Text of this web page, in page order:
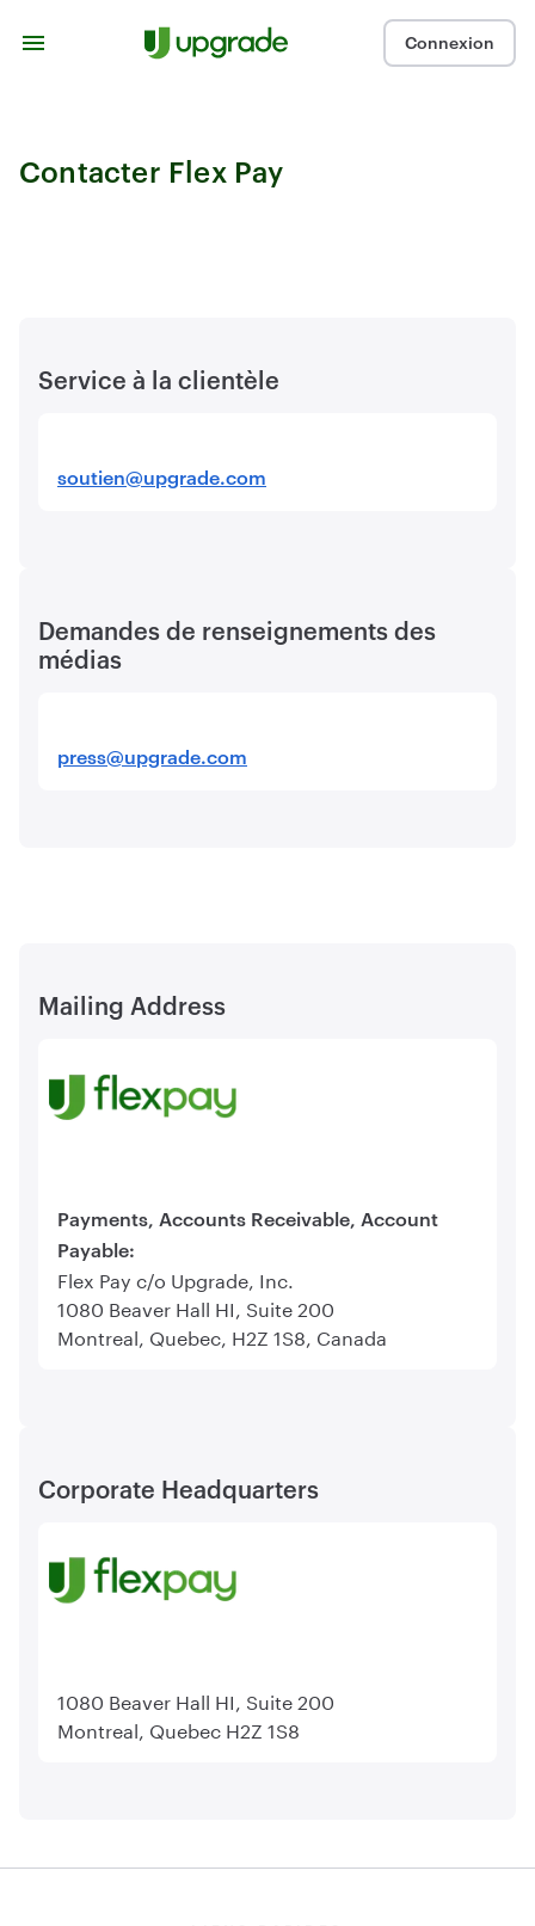
Connexion
Contacter Flex Pay
Service à la clientèle
soutien@upgrade.com
Demandes de renseignements des
médias
press@upgrade.com
Mailing Address
Payments, Accounts Receivable, Account
Payable:
Flex Pay c/o Upgrade, Inc.
1080 Beaver Hall HI, Suite 200
Montreal, Quebec, H2Z 1S8, Canada
Corporate Headquarters
1080 Beaver Hall HI, Suite 200
Montreal, Quebec H2Z 1S8